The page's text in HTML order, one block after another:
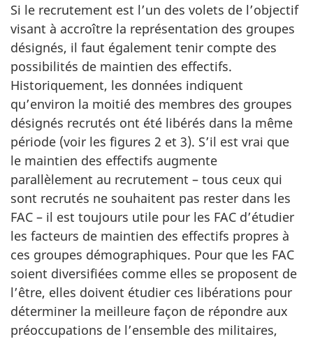
Si le recrutement est l’un des volets de l’objectif
visant à accroître la représentation des groupes
désignés, il faut également tenir compte des
possibilités de maintien des effectifs.
Historiquement, les données indiquent
qu’environ la moitié des membres des groupes
désignés recrutés ont été libérés dans la même
période (voir les figures 2 et 3). S’il est vrai que
le maintien des effectifs augmente
parallèlement au recrutement – tous ceux qui
sont recrutés ne souhaitent pas rester dans les
FAC – il est toujours utile pour les FAC d’étudier
les facteurs de maintien des effectifs propres à
ces groupes démographiques. Pour que les FAC
soient diversifiées comme elles se proposent de
l’être, elles doivent étu­dier ces libérations pour
déterminer la meilleure façon de répondre aux
préoccupations de l’ensemble des militaires,